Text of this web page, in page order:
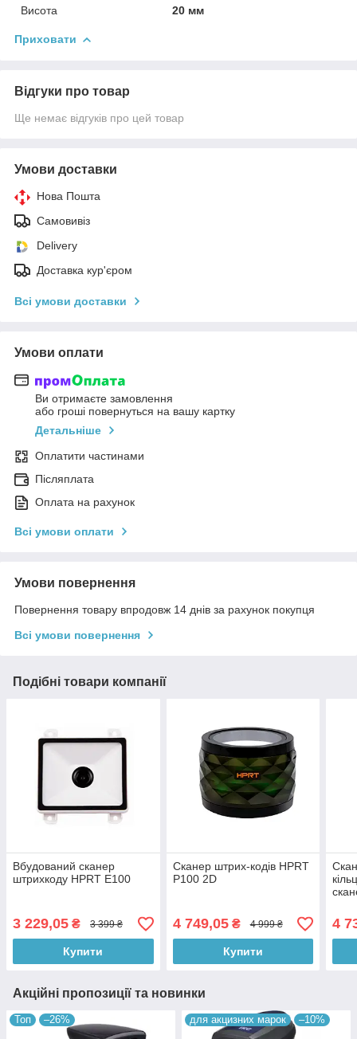
Висота 20 мм
Приховати
Відгуки про товар
Ще немає відгуків про цей товар
Умови доставки
Нова Пошта
Самовивіз
Delivery
Доставка кур'єром
Всі умови доставки
Умови оплати
Ви отримаєте замовлення
або гроші повернуться на вашу картку
Детальніше
Оплатити частинами
Післяплата
Оплата на рахунок
Всі умови оплати
Умови повернення
Повернення товару впродовж 14 днів за рахунок покупця
Всі умови повернення
Подібні товари компанії
Вбудований сканер
штрихкоду HPRT E100
3 229,05 ₴ 3 399 ₴
Купити
Сканер штрих-кодів HPRT
P100 2D
4 749,05₴ 4 999 ₴
Купити
4
Акційні пропозиції та новинки
Топ –26% для акцизних марок –10%